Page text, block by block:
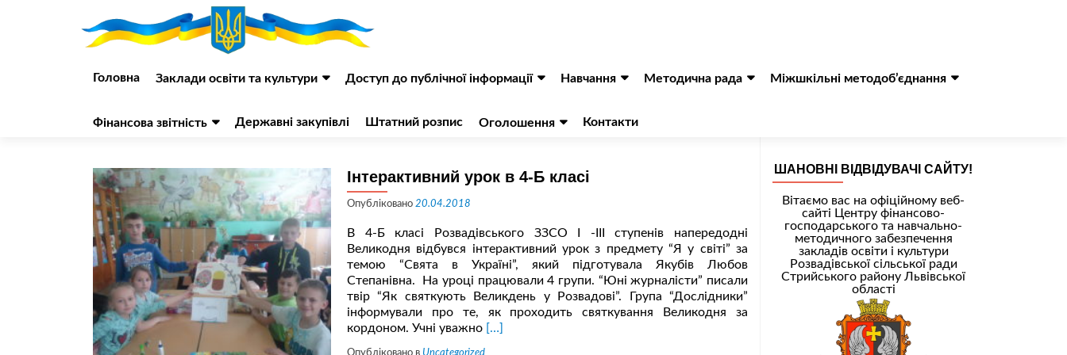
до
Головна Заклади освіти та культури Доступ до публічної інформації Навчання Методична рада Міжшкільні методоб’єднання
Фінансова звітність Державні закупівлі Штатний розпис Оголошення Контакти
Інтерактивний урок в 4-Б класі
Опубліковано 20.04.2018
В 4-Б класі Розвадівського ЗЗСО І -ІІІ ступенів напередодні
Великодня відбувся інтерактивний урок з предмету “Я у світі” за
темою “Свята в Україні”, який підготувала Якубів Любов
Степанівна. На уроці працювали 4 групи. “Юні журналісти” писали
твір “Як святкують Великдень у Розвадові”. Група “Дослідники”
інформували про те, як проходить святкування Великодня за
кордоном. Учні уважно Читати
[…]
ШАНОВНІ ВІДВІДУВАЧІ САЙТУ!
Вітаємо вас на офіційному веб-
сайті Центру фінансово-
господарського та навчально-
методичного забезпечення
закладів освіти і культури
Розвадівської сільської ради
Стрийського району Львівської
області